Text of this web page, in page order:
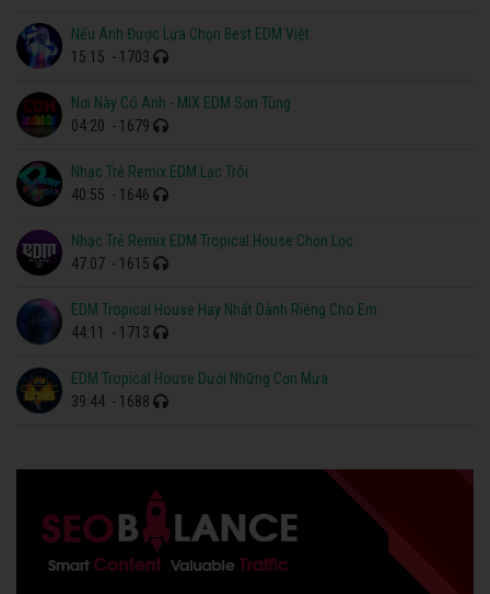
Nếu Anh Được Lựa Chọn Best EDM Việt
15:15 - 1703
Nơi Này Có Anh - MIX EDM Sơn Tùng
04:20 - 1679
Nhạc Trẻ Remix EDM Lạc Trôi
40:55 - 1646
Nhạc Trẻ Remix EDM Tropical House Chọn Lọc
47:07 - 1615
EDM Tropical House Hay Nhất Dành Riêng Cho Em
44:11
- 1713
EDM Tropical House Dưới Những Cơn Mưa
39:44 - 1688